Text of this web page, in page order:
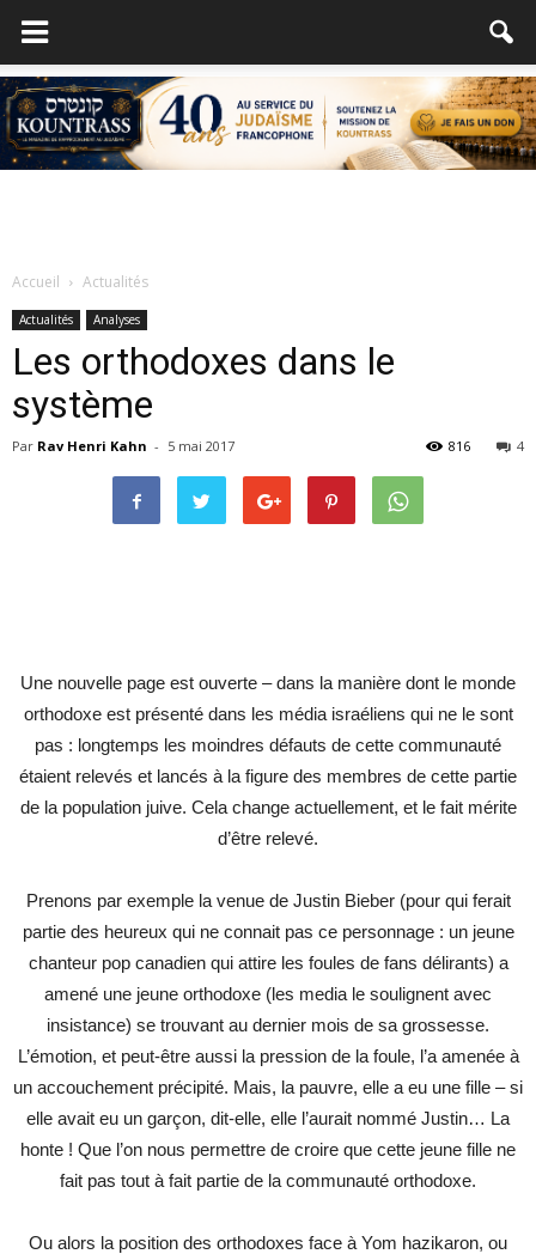
Accueil Actualités
Actualités Analyses
Les orthodoxes dans le
système
Par Rav Henri Kahn - 5 mai 2017 4
816
Une nouvelle page est ouverte – dans la manière dont le monde
orthodoxe est présenté dans les média israéliens qui ne le sont
pas : longtemps les moindres défauts de cette communauté
étaient relevés et lancés à la figure des membres de cette partie
de la population juive. Cela change actuellement, et le fait mérite
d’être relevé.
Prenons par exemple la venue de Justin Bieber (pour qui ferait
partie des heureux qui ne connait pas ce personnage : un jeune
chanteur pop canadien qui attire les foules de fans délirants) a
amené une jeune orthodoxe (les media le soulignent avec
insistance) se trouvant au dernier mois de sa grossesse.
L’émotion, et peut-être aussi la pression de la foule, l’a amenée à
un accouchement précipité. Mais, la pauvre, elle a eu une fille – si
elle avait eu un garçon, dit-elle, elle l’aurait nommé Justin… La
honte ! Que l’on nous permettre de croire que cette jeune fille ne
fait pas tout à fait partie de la communauté orthodoxe.
Ou alors la position des orthodoxes face à Yom hazikaron, ou